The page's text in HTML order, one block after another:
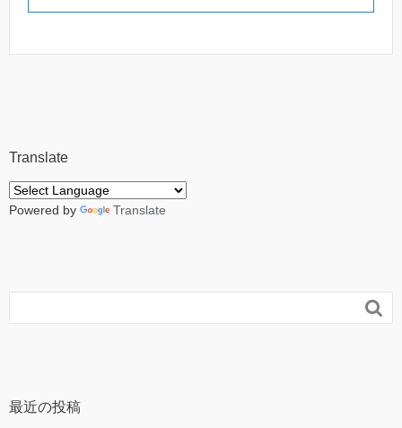
Translate
Powered by Translate

最近の投稿